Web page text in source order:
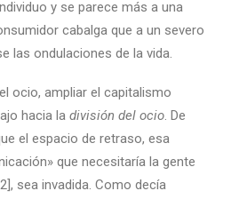
y se parece más a una
cabalga que a un severo
las ondulaciones de la vida.
ocio, ampliar el capitalismo
hacia la división del ocio. De
el espacio de retraso, esa
que necesitaría la gente
sea invadida. Como decía